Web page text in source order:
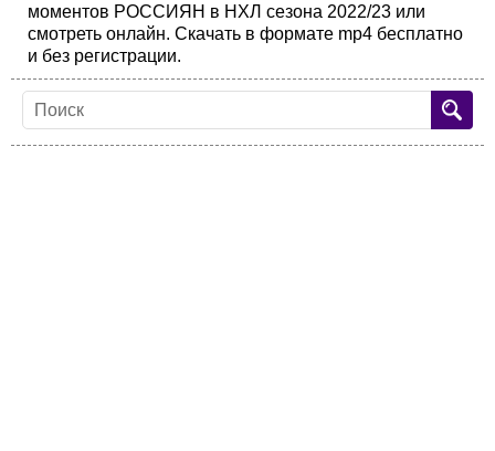
моментов РОССИЯН в НХЛ сезона 2022/23 или
смотреть онлайн. Скачать в формате mp4 бесплатно
и без регистрации.